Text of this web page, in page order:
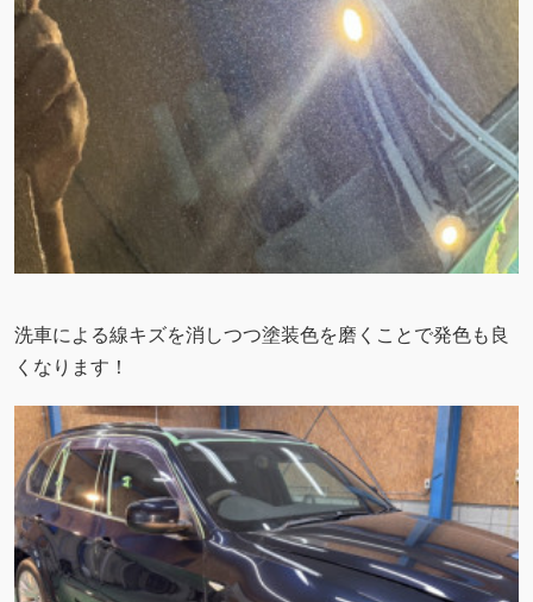
洗車による線キズを消しつつ塗装色を磨くことで発色も良
くなります！